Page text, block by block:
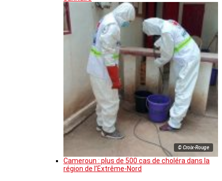
© Croix-Rouge
Cameroun : plus de 500 cas de choléra dans la
région de l’Extrême-Nord